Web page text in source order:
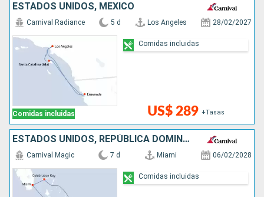
ESTADOS UNIDOS, MÉXICO
Comidas incluidas
Carnival Radiance 5 d Los Angeles 28/02/2027
US$ 289 +Tasas
Comidas incluidas
ESTADOS UNIDOS, REPÚBLICA DOMINICANA, BAHAMAS
Carnival Magic 7 d Miami 06/02/2028
Comidas incluidas